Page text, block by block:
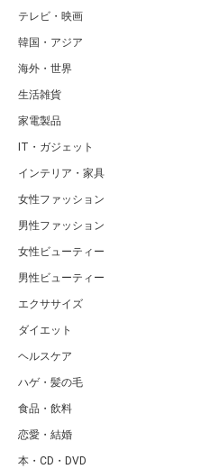
テレビ・映画
韓国・アジア
海外・世界
生活雑貨
家電製品
IT・ガジェット
インテリア・家具
女性ファッション
男性ファッション
女性ビューティー
男性ビューティー
エクササイズ
ダイエット
ヘルスケア
ハゲ・髪の毛
食品・飲料
恋愛・結婚
本・CD・DVD